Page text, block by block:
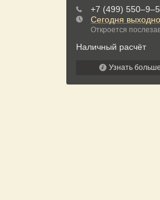
+7 (499)
Сегодня
Откроется
Наличный расчёт
Узнать